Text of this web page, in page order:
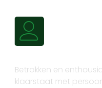
Betrokken en
klaarstaat met